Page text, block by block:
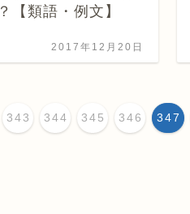
【類語・例文】
2017年12月20日
343 344 345 346 347